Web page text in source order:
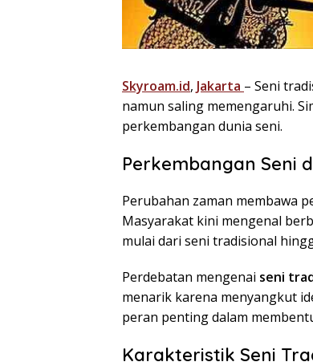
Skyroam.id, Jakarta – Seni
namun saling memengaruhi.
perkembangan dunia seni.
Perkembangan Seni
Perubahan zaman membawa
Masyarakat kini mengenal
mulai dari seni tradisional
Perdebatan mengenai seni
menarik karena menyangkut
peran penting dalam
Karakteristik Seni